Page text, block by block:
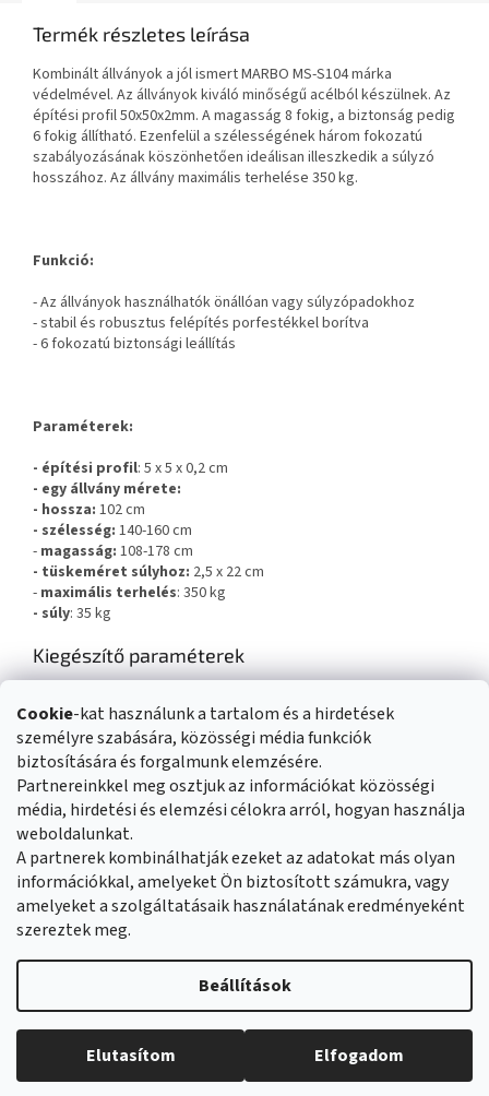
Cookie-kat használunk a tartalom és a hirdetések
személyre szabására, közösségi média funkciók
biztosítására és forgalmunk elemzésére.
Partnereinkkel meg osztjuk az információkat közösségi
média, hirdetési és elemzési célokra arról, hogyan használja
weboldalunkat.
A partnerek kombinálhatják ezeket az adatokat más olyan
információkkal, amelyeket Ön biztosított számukra, vagy
amelyeket a szolgáltatásaik használatának eredményeként
szereztek meg.
Beállítások
Elutasítom Elfogadom
Termék részletes leírása
Kombinált állványok a jól ismert MARBO MS-S104 márka
védelmével. Az állványok kiváló minőségű acélból készülnek. Az
építési profil 50x50x2mm. A magasság 8 fokig, a biztonság pedig
6 fokig állítható. Ezenfelül a szélességének három fokozatú
szabályozásának köszönhetően ideálisan illeszkedik a súlyzó
hosszához. Az állvány maximális terhelése 350 kg.
Funkció:
- Az állványok használhatók önállóan vagy súlyzópadokhoz
- stabil és robusztus felépítés porfestékkel borítva
- 6 fokozatú biztonsági leállítás
Paraméterek:
- építési profil: 5 x 5 x 0,2 cm
- egy állvány mérete:
- hossza: 102 cm
- szélesség: 140-160 cm
- magasság: 108-178 cm
- tüskeméret súlyhoz: 2,5 x 22 cm
- maximális terhelés: 350 kg
- súly: 35 kg
Kiegészítő paraméterek
Súly:
35 kg
EAN vonalkód: 5901720120526
Üzleti feltételek
Általános adatvédelmi szabályozás
Cookies Kapcsolat
Copyright 2026Duvlan.hu. Minden jog fenntartva.Süti beállítások